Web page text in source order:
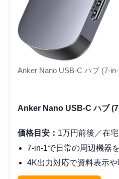
Anker Nano USB-C ハブ (7-
Anker Nano USB-C ハブ
価格目安： 1万円前後／在
7-in-1で日常の周辺機器
4K出力対応で資料表示